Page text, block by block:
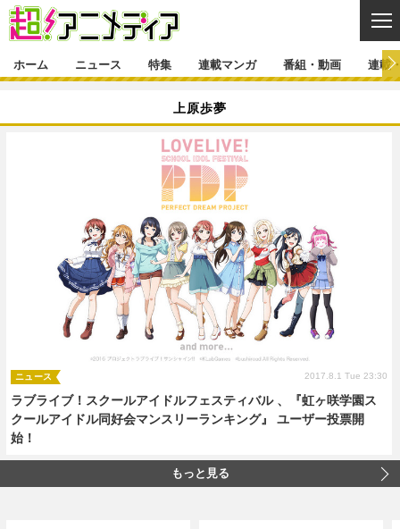
グッズ イベント
声優 コスプレ
舞台 新帝スタ
ラキりす
番組・動画一覧 ラジオ
動画
連載・ブログ
連載・ブログ一覧 コラム
編集部ブログ・お知らせ
ホーム ニュース 特集 連載マンガ 番組・動画 連載
上原歩夢
ラブライブ！スクールアイドルフェスティバル 、『虹ヶ咲学園ス
クールアイドル同好会マンスリーランキング』 ユーザー投票開
始！
ニュース 2017.8.1 Tue 23:30
もっと見る